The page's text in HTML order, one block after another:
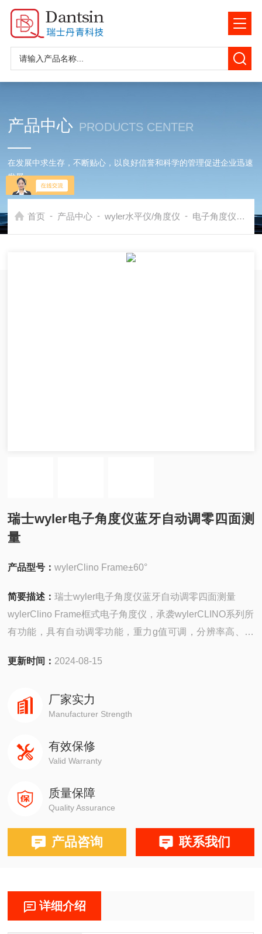
产品中心 PRODUCTS CENTER
在发展中求生存，不断贴心，以良好信誉和科学的管理促进企业迅速
发展
首页 - 产品中心 - wyler水平仪/角度仪 - 电子角度仪
瑞士wyler电子角度仪蓝牙自动调零四面测
量
产品型号： wylerClino Frame±60°
简要描述：瑞士wyler电子角度仪蓝牙自动调零四面测量
wylerClino Frame框式电子角度仪，承袭wylerCLINO系列所
有功能，具有自动调零功能，重力g值可调，分辨率高、精
角度；宽泛的60度测量范围，具有自校准功能。
更新时间： 2024-08-15
厂家实力
Manufacturer Strength
有效保修
Valid Warranty
质量保障
Quality Assurance
产品咨询 联系我们
详细介绍